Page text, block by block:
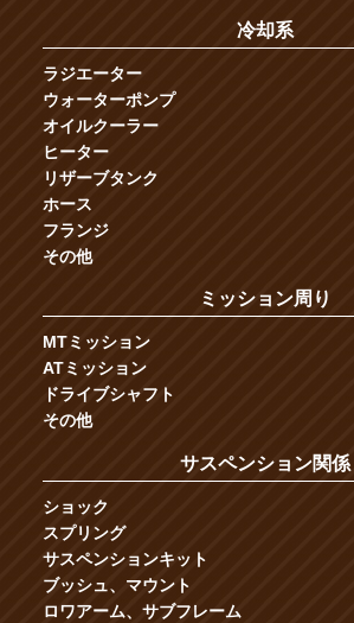
冷却系
ラジエーター
ウォーターポンプ
オイルクーラー
ヒーター
リザーブタンク
ホース
フランジ
その他
ミッション周り
MTミッション
ATミッション
ドライブシャフト
その他
サスペンション関係
ショック
スプリング
サスペンションキット
ブッシュ、マウント
ロワアーム、サブフレーム